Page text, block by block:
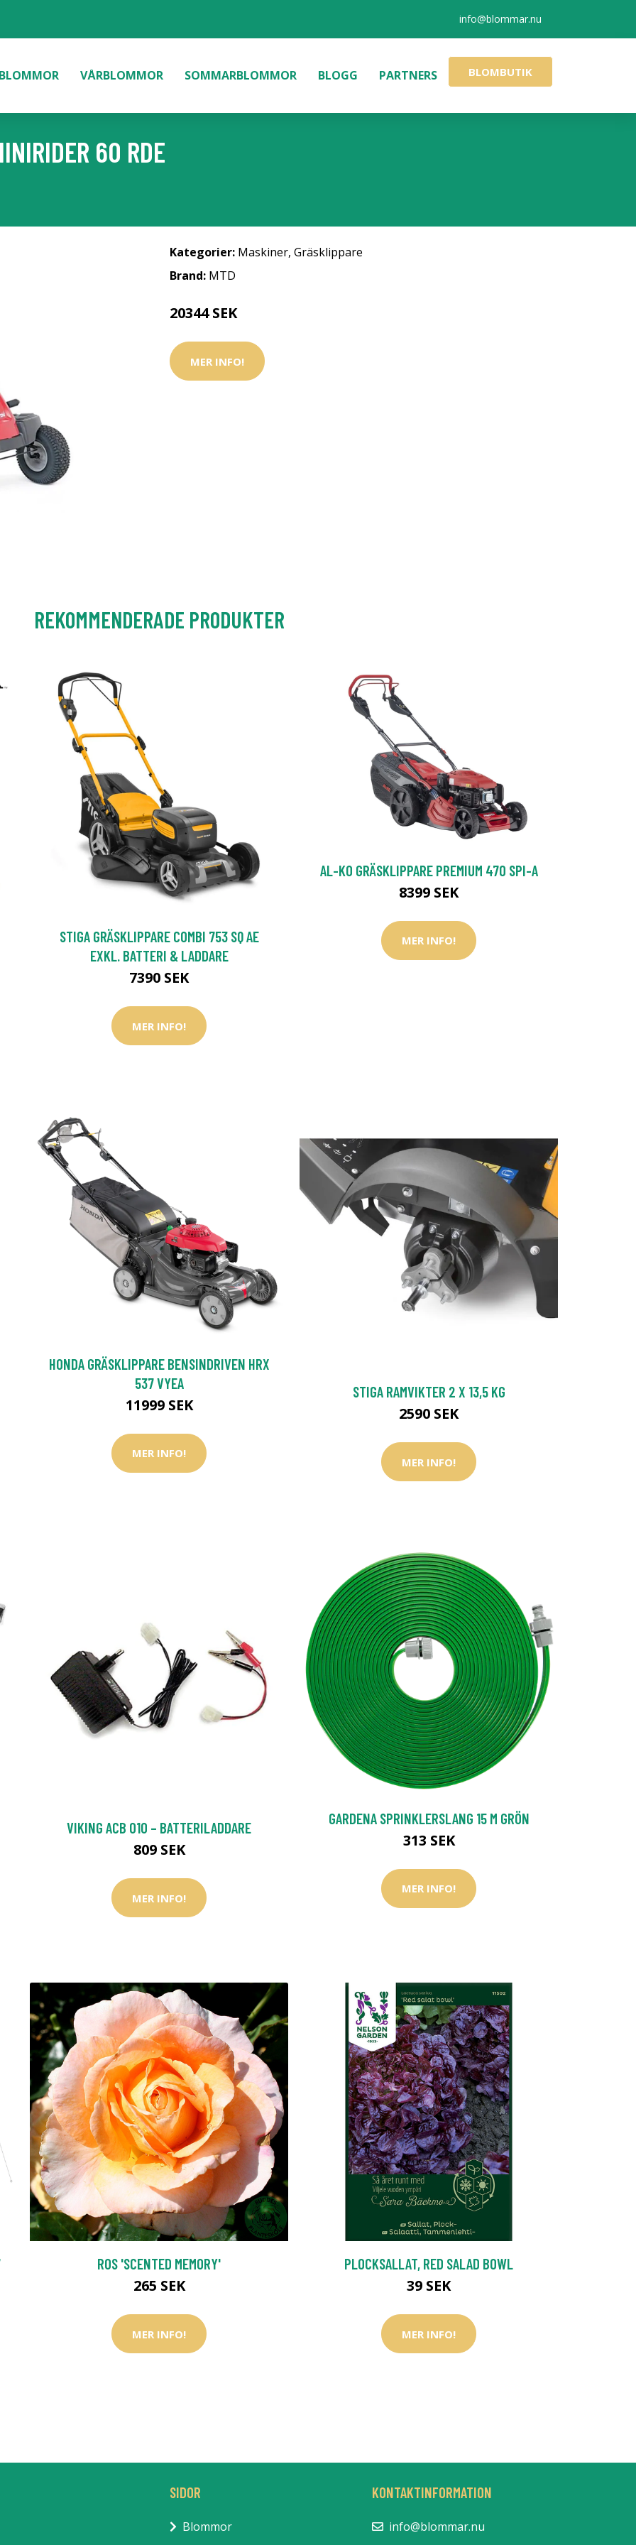
info@blommar.nu
VÅRBLOMMOR SOMMARBLOMMOR BLOGG PARTNERS BLOMBUTIK
60 RDE
Kategorier: Maskiner, Gräsklippare
Brand: MTD
20344 SEK
MER INFO!
REKOMMENDERADE PRODUKTER
STIGA GRÄSKLIPPARE COMBI 753 SQ AE
EXKL. BATTERI & LADDARE
7390 SEK
MER INFO!
AL-KO GRÄSKLIPPARE PREMIUM 470 SPI-A
8399 SEK
MER INFO!
HONDA GRÄSKLIPPARE BENSINDRIVEN HRX
537 VYEA
11999 SEK
MER INFO!
STIGA RAMVIKTER 2 X 13,5 KG
2590 SEK
MER INFO!
VIKING ACB 010 – BATTERILADDARE
809 SEK
MER INFO!
GARDENA SPRINKLERSLANG 15 M GRÖN
313 SEK
MER INFO!
ROS 'SCENTED MEMORY'
265 SEK
MER INFO!
PLOCKSALLAT, RED SALAD BOWL
39 SEK
MER INFO!
SIDOR
Blommor
KONTAKTINFORMATION
info@blommar.nu